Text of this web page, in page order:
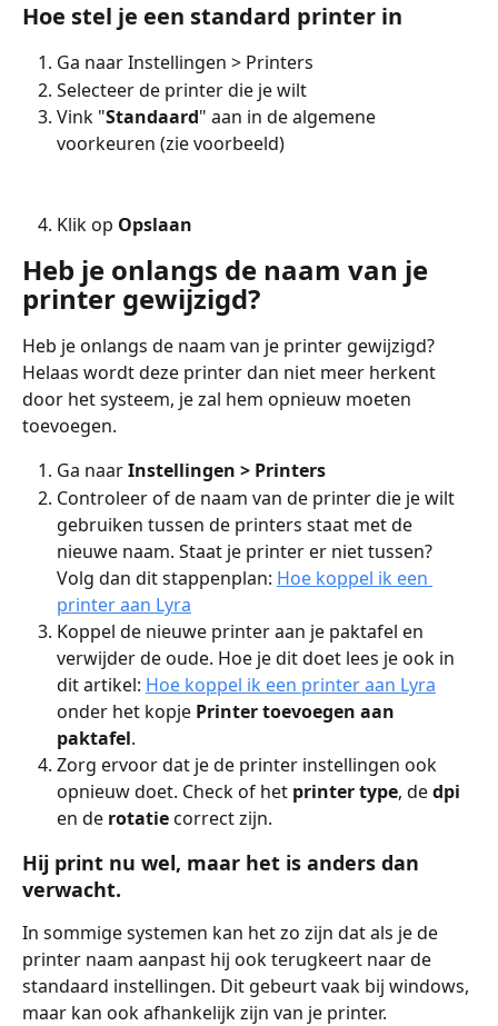
Hoe stel je een standard printer in
Ga naar Instellingen > Printers
Selecteer de printer die je wilt
Vink "Standaard" aan in de algemene
voorkeuren (zie voorbeeld)
Klik op Opslaan
Heb je onlangs de naam van je
printer gewijzigd?
Heb je onlangs de naam van je printer gewijzigd?
Helaas wordt deze printer dan niet meer herkent
door het systeem, je zal hem opnieuw moeten
toevoegen.
Ga naar Instellingen > Printers
Controleer of de naam van de printer die je wilt
gebruiken tussen de printers staat met de
nieuwe naam. Staat je printer er niet tussen?
Volg dan dit stappenplan: Hoe koppel ik een
printer aan Lyra
Koppel de nieuwe printer aan je paktafel en
verwijder de oude. Hoe je dit doet lees je ook in
dit artikel: Hoe koppel ik een printer aan Lyra
onder het kopje Printer toevoegen aan
paktafel.
Zorg ervoor dat je de printer instellingen ook
opnieuw doet. Check of het printer type, de dpi
en de rotatie correct zijn.
Hij print nu wel, maar het is anders dan
verwacht.
In sommige systemen kan het zo zijn dat als je de
printer naam aanpast hij ook terugkeert naar de
standaard instellingen. Dit gebeurt vaak bij windows,
maar kan ook afhankelijk zijn van je printer.